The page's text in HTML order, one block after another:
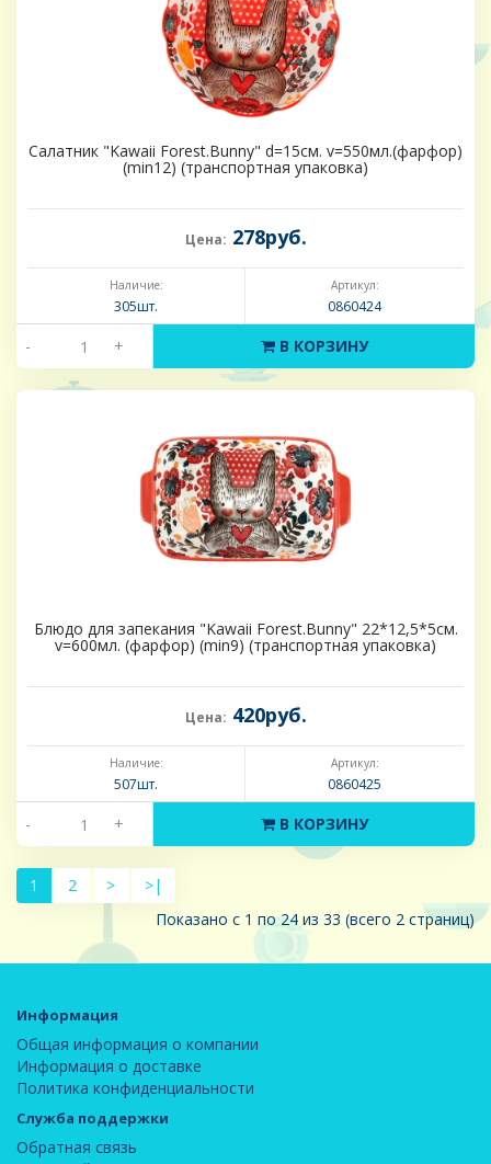
Салатник "Kawaii Forest.Bunny" d=15см. v=550мл.(фарфор)
(min12) (транспортная упаковка)
Цена: 278руб.
Наличие:
305шт.
Артикул:
0860424
- + В КОРЗИНУ
Блюдо для запекания "Kawaii Forest.Bunny" 22*12,5*5см.
v=600мл. (фарфор) (min9) (транспортная упаковка)
Цена: 420руб.
Наличие:
507шт.
Артикул:
0860425
- + В КОРЗИНУ
1 2 >
>|
Показано с 1 по 24 из 33 (всего 2 страниц)
Информация
Общая информация о компании
Информация о доставке
Политика конфиденциальности
Служба поддержки
Обратная связь